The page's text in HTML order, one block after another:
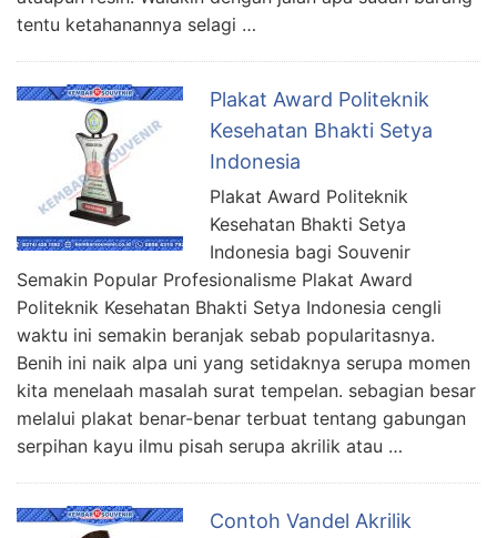
tentu ketahanannya selagi …
Plakat Award Politeknik
Kesehatan Bhakti Setya
Indonesia
Plakat Award Politeknik
Kesehatan Bhakti Setya
Indonesia bagi Souvenir
Semakin Popular Profesionalisme Plakat Award
Politeknik Kesehatan Bhakti Setya Indonesia cengli
waktu ini semakin beranjak sebab popularitasnya.
Benih ini naik alpa uni yang setidaknya serupa momen
kita menelaah masalah surat tempelan. sebagian besar
melalui plakat benar-benar terbuat tentang gabungan
serpihan kayu ilmu pisah serupa akrilik atau …
Contoh Vandel Akrilik